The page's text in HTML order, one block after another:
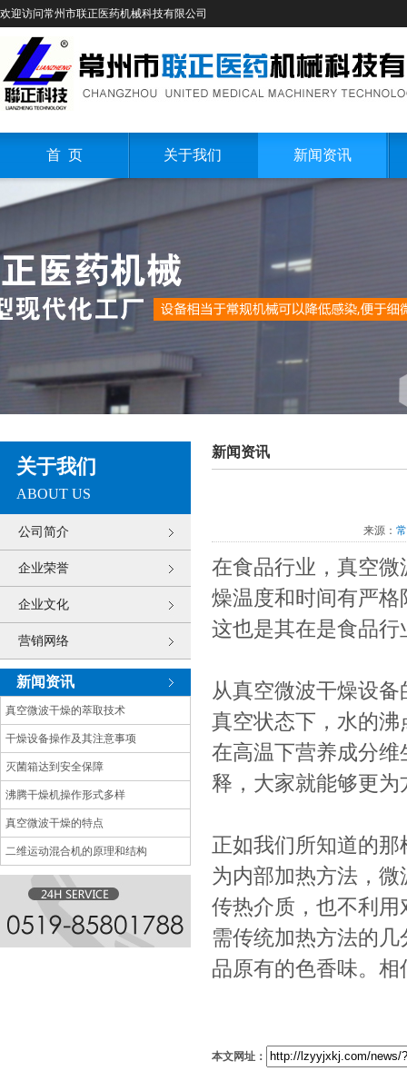
欢迎访问常州市联正医药机械科技有限公司
首 页 关于我们 新闻资讯
关于我们
ABOUT US
公司简介
企业荣誉
企业文化
营销网络
新闻资讯
真空微波干燥的萃取技术
干燥设备操作及其注意事项
灭菌箱达到安全保障
沸腾干燥机操作形式多样
真空微波干燥的特点
二维运动混合机的原理和结构
新闻资讯
来源：
在食品行业，真空
燥温度和时间有严
这也是其在是食品
从真空微波干燥设
真空状态下，水的
在高温下营养成分
释，大家就能够更
正如我们所知道的
为内部加热方法，
传热介质，也不利
需传统加热方法的
品原有的色香味。
本文网址：